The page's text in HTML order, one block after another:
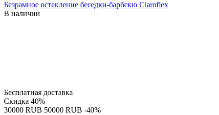
Безрамное остекление беседки-барбекю Claroflex
В наличии
Бесплатная доставка
Скидка 40%
‍30000‍ RUB ‍50000‍ RUB -40%